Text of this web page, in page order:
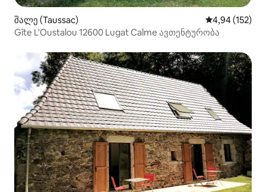
შალე (Taussac) საშუალო
4,94 (152)
Gîte L'Oustalou 12600 Lugat Calme ავთენტურობა